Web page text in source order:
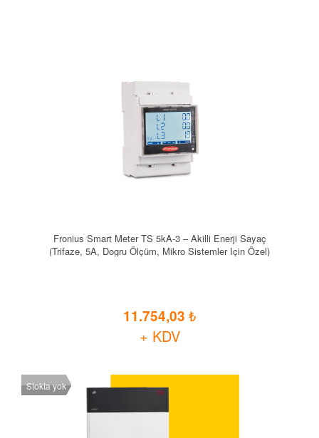
Fronius Smart Meter TS 5kA-3 – Akilli Enerji Sayaç
(Trifaze, 5A, Dogru Ölçüm, Mikro Sistemler Için Özel)
11.754,03
+ KDV
Stokta yok